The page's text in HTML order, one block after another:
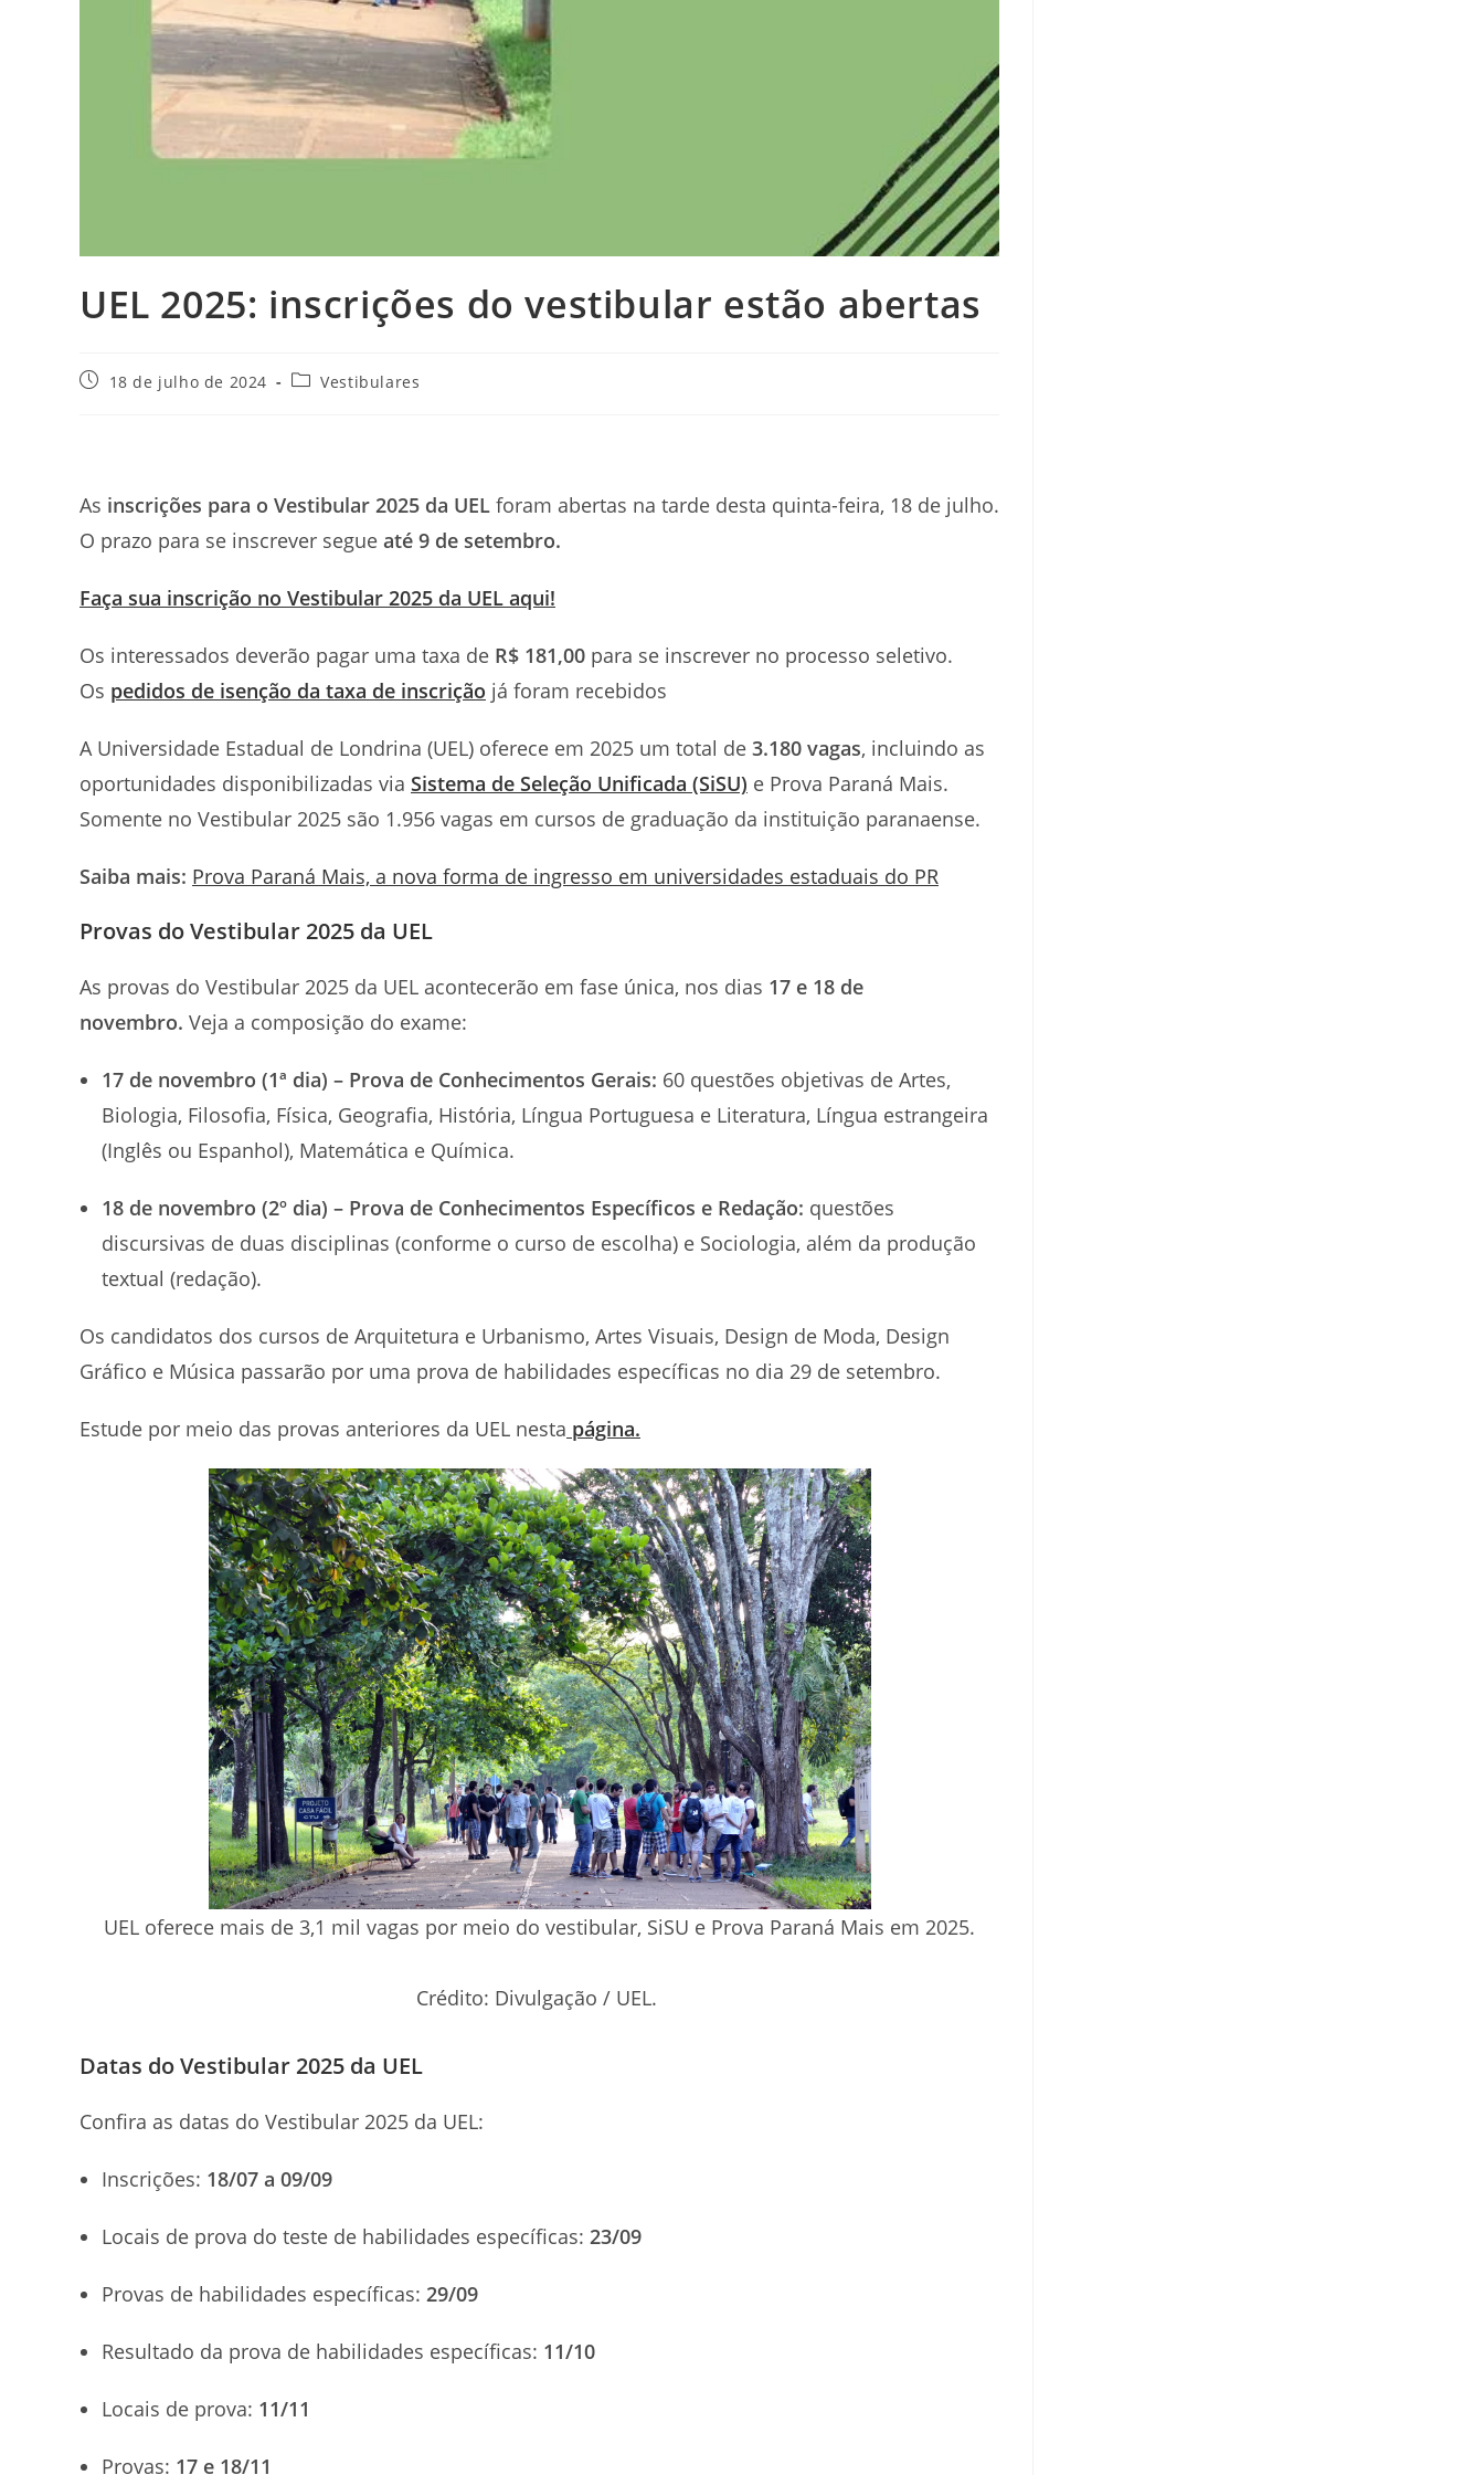
UEL 2025: inscrições do vestibular estão abertas
Post18 de julho de 2024
Categoria
Vestibulares
As inscrições para o Vestibular 2025 da UEL foram abertas na tarde desta quinta-feira, 18 de julho.
O prazo para se inscrever segue até 9 de setembro.
Faça sua inscrição no Vestibular 2025 da UEL aqui!
Os interessados deverão pagar uma taxa de R$ 181,00 para se inscrever no processo seletivo.
Os pedidos de isenção da taxa de inscrição já foram recebidos
A Universidade Estadual de Londrina (UEL) oferece em 2025 um total de 3.180 vagas, incluindo as
oportunidades disponibilizadas via Sistema de Seleção Unificada (SiSU) e Prova Paraná Mais.
Somente no Vestibular 2025 são 1.956 vagas em cursos de graduação da instituição paranaense.
Saiba mais: Prova Paraná Mais, a nova forma de ingresso em universidades estaduais do PR
Provas do Vestibular 2025 da UEL
As provas do Vestibular 2025 da UEL acontecerão em fase única, nos dias 17 e 18 de
novembro. Veja a composição do exame:
17 de novembro (1ª dia) – Prova de Conhecimentos Gerais: 60 questões objetivas de Artes,
Biologia, Filosofia, Física, Geografia, História, Língua Portuguesa e Literatura, Língua estrangeira
(Inglês ou Espanhol), Matemática e Química.
18 de novembro (2º dia) – Prova de Conhecimentos Específicos e Redação: questões
discursivas de duas disciplinas (conforme o curso de escolha) e Sociologia, além da produção
textual (redação).
Os candidatos dos cursos de Arquitetura e Urbanismo, Artes Visuais, Design de Moda, Design
Gráfico e Música passarão por uma prova de habilidades específicas no dia 29 de setembro.
Estude por meio das provas anteriores da UEL nesta página.
UEL oferece mais de 3,1 mil vagas por meio do vestibular, SiSU e Prova Paraná Mais em 2025.
Crédito: Divulgação / UEL.
Datas do Vestibular 2025 da UEL
Confira as datas do Vestibular 2025 da UEL:
Inscrições: 18/07 a 09/09
Locais de prova do teste de habilidades específicas: 23/09
Provas de habilidades específicas: 29/09
Resultado da prova de habilidades específicas: 11/10
Locais de prova: 11/11
Provas: 17 e 18/11